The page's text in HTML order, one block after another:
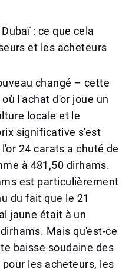
: ce que cela
et les acheteurs
changé – cette
l'achat d'or joue un
locale et le
significative s'est
24 carats a chuté de
à 481,50 dirhams.
est particulièrement
du fait que le 21
jaune était à un
Mais qu'est-ce
baisse soudaine des
les acheteurs, les